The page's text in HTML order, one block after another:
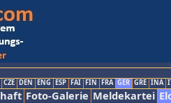
CZE DEN ENG ESP FAI FIN FRA GER GRE INA
Foto-Galerie Meldekartei